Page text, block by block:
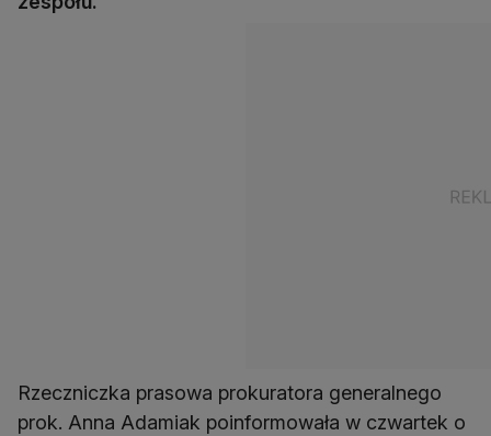
Rzeczniczka prasowa prokuratora generalnego
prok. Anna Adamiak poinformowała w czwartek o